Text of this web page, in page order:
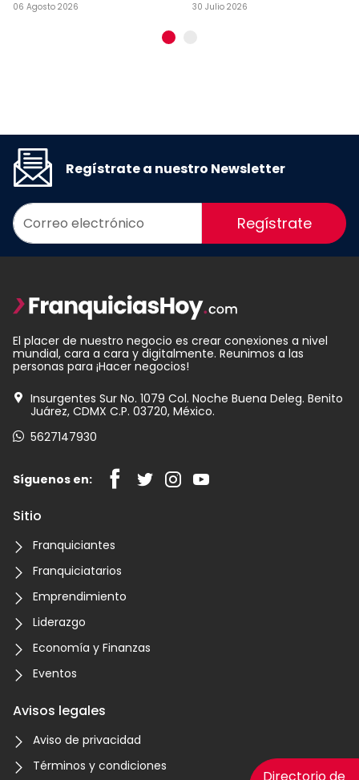
06 Agosto 2026 30 Julio 2026
Regístrate a nuestro Newsletter
Regístrate
El placer de nuestro negocio es crear conexiones a nivel
mundial, cara a cara y digitalmente. Reunimos a las
personas para ¡Hacer negocios!
Insurgentes Sur No. 1079 Col. Noche Buena Deleg. Benito
Juárez, CDMX C.P. 03720, México.
5627147930
Síguenos en:
Sitio
Franquiciantes
Franquiciatarios
Emprendimiento
Liderazgo
Economía y Finanzas
Eventos
Avisos legales
Aviso de privacidad
Términos y condiciones